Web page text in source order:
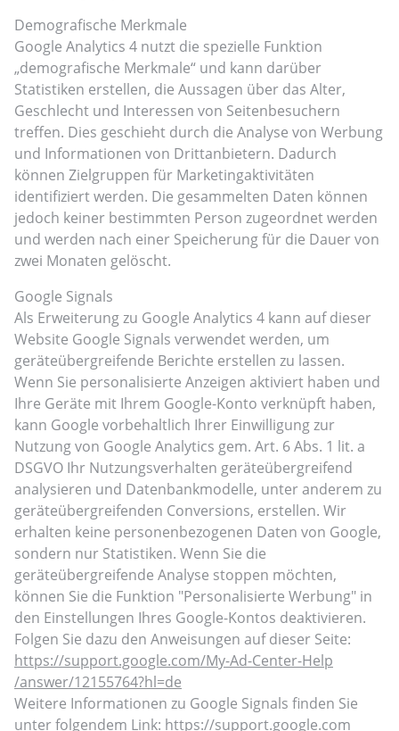
Demografische Merkmale
Google Analytics 4 nutzt die spezielle Funktion
„demografische Merkmale“ und kann darüber
Statistiken erstellen, die Aussagen über das Alter,
Geschlecht und Interessen von Seitenbesuchern
treffen. Dies geschieht durch die Analyse von Werbung
und Informationen von Drittanbietern. Dadurch
können Zielgruppen für Marketingaktivitäten
identifiziert werden. Die gesammelten Daten können
jedoch keiner bestimmten Person zugeordnet werden
und werden nach einer Speicherung für die Dauer von
zwei Monaten gelöscht.
Google Signals
Als Erweiterung zu Google Analytics 4 kann auf dieser
Website Google Signals verwendet werden, um
geräteübergreifende Berichte erstellen zu lassen.
Wenn Sie personalisierte Anzeigen aktiviert haben und
Ihre Geräte mit Ihrem Google-Konto verknüpft haben,
kann Google vorbehaltlich Ihrer Einwilligung zur
Nutzung von Google Analytics gem. Art. 6 Abs. 1 lit. a
DSGVO Ihr Nutzungsverhalten geräteübergreifend
analysieren und Datenbankmodelle, unter anderem zu
geräteübergreifenden Conversions, erstellen. Wir
erhalten keine personenbezogenen Daten von Google,
sondern nur Statistiken. Wenn Sie die
geräteübergreifende Analyse stoppen möchten,
können Sie die Funktion "Personalisierte Werbung" in
den Einstellungen Ihres Google-Kontos deaktivieren.
Folgen Sie dazu den Anweisungen auf dieser Seite:
https://support.google.com/My-Ad-Center-Help
/answer/12155764?hl=de
Weitere Informationen zu Google Signals finden Sie
unter folgendem Link: https://support.google.com